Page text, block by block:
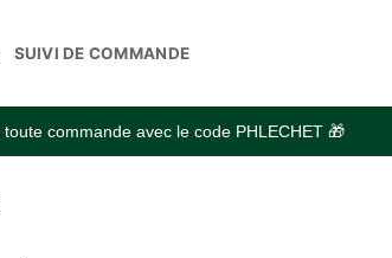
SUIVI DE COMMANDE
commande avec le code PHLECHET 🎁